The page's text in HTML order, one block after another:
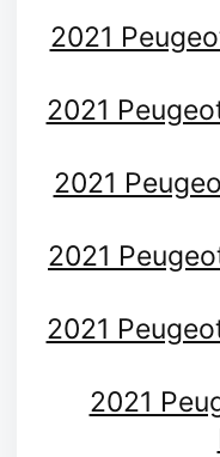
2021
2021
2021
2021
2021
2021